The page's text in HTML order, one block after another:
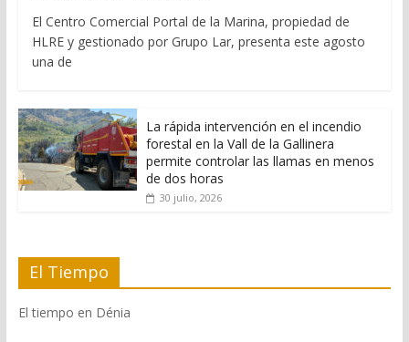
El Centro Comercial Portal de la Marina, propiedad de
HLRE y gestionado por Grupo Lar, presenta este agosto
una de
La rápida intervención en el incendio
forestal en la Vall de la Gallinera
permite controlar las llamas en menos
de dos horas
30 julio, 2026
El Tiempo
El tiempo en Dénia